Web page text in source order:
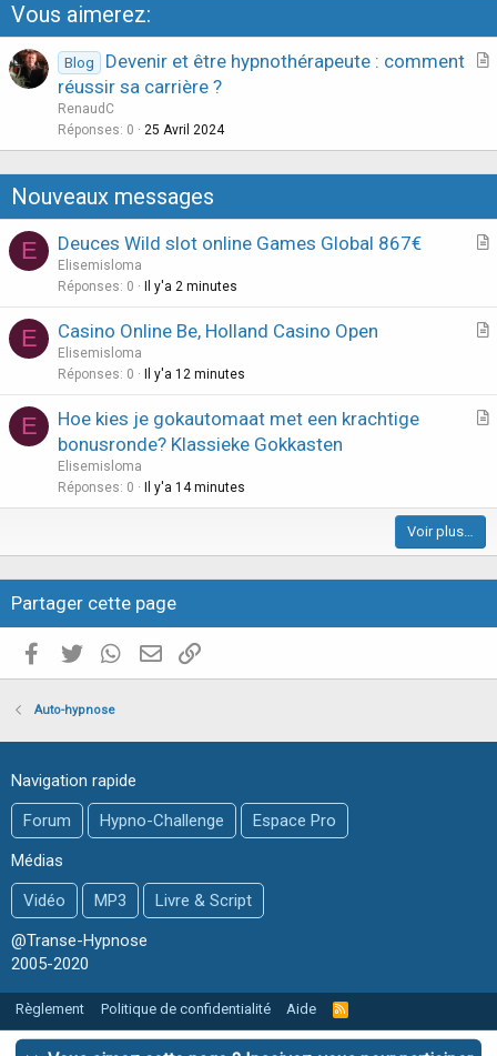
Vous aimerez:
A
c
l
Blog
Devenir et être hypnothérapeute : comment
réussir sa carrière ?
RenaudC
Réponses 0 25 Avril 2024
Nouveaux messages
E
A
c
Deuces Wild slot online Games Global 867€
Elisemisloma
Réponses 0 Il y'a 2 minutes
E
A
c
Casino Online Be, Holland Casino Open
Elisemisloma
Réponses 0 Il y'a 12 minutes
E
A
c
e
Hoe kies je gokautomaat met een krachtige
bonusronde? Klassieke Gokkasten
Elisemisloma
Réponses 0 Il y'a 14 minutes
Voir plus…
Partager cette page
Facebook
Twitter WhatsAppE-mail valide
Auto-hypnose
Navigation rapide
Forum
Hypno-Challenge
Espace Pro
Médias
Vidéo
MP3
Livre & Script
@Transe-Hypnose
2005-2020
Règlement Politique de confidentialité Aide
R
S